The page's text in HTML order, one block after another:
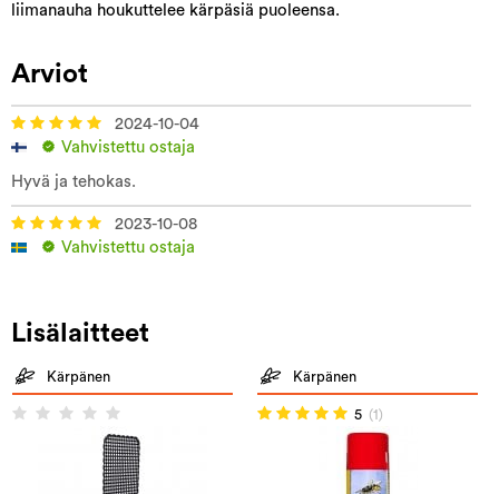
liimanauha houkuttelee kärpäsiä puoleensa.
Arviot
2024-10-04
Vahvistettu ostaja
Hyvä ja tehokas.
2023-10-08
Vahvistettu ostaja
Lisälaitteet
Kärpänen Kärpänen
5 (1)